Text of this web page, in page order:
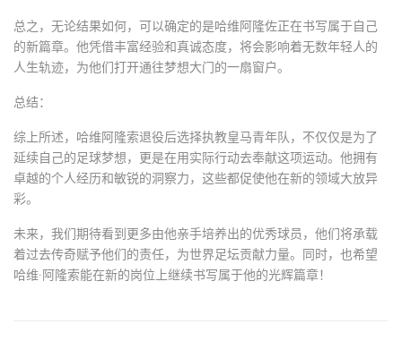
总之，无论结果如何，可以确定的是哈维阿隆佐正在书写属于自己
的新篇章。他凭借丰富经验和真诚态度，将会影响着无数年轻人的
人生轨迹，为他们打开通往梦想大门的一扇窗户。
总结：
综上所述，哈维阿隆索退役后选择执教皇马青年队，不仅仅是为了
延续自己的足球梦想，更是在用实际行动去奉献这项运动。他拥有
卓越的个人经历和敏锐的洞察力，这些都促使他在新的领域大放异
彩。
未来，我们期待看到更多由他亲手培养出的优秀球员，他们将承载
着过去传奇赋予他们的责任，为世界足坛贡献力量。同时，也希望
哈维·阿隆索能在新的岗位上继续书写属于他的光辉篇章！